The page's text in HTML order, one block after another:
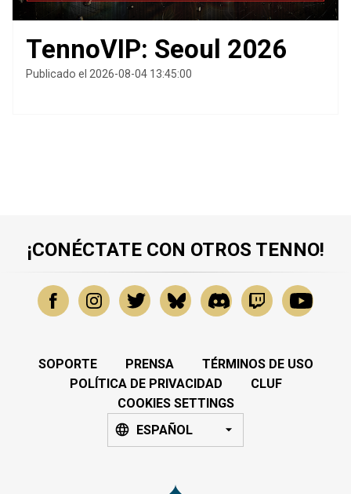
TennoVIP: Seoul 2026
Publicado el 2026-08-04 13:45:00
¡CONÉCTATE CON OTROS TENNO!
SOPORTE PRENSA
TÉRMINOS DE USO
POLÍTICA DE PRIVACIDAD
CLUF
COOKIES SETTINGS
ESPAÑOL